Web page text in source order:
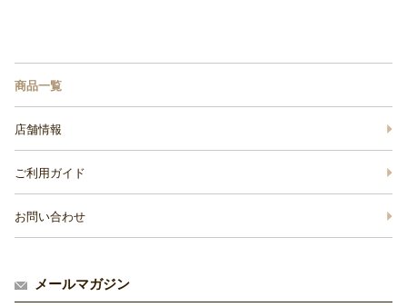
商品一覧
店舗情報
ご利用ガイド
お問い合わせ
メールマガジン